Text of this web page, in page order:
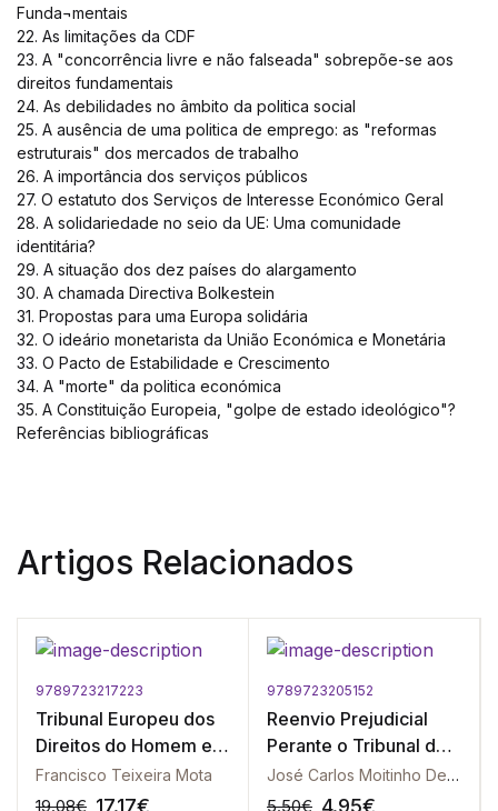
Funda¬mentais
22. As limitações da CDF
23. A "concorrência livre e não falseada" sobrepõe-se aos
direitos fundamentais
24. As debilidades no âmbito da politica social
25. A ausência de uma politica de emprego: as "reformas
estruturais" dos mercados de trabalho
26. A importância dos serviços públicos
27. O estatuto dos Serviços de Interesse Económico Geral
28. A solidariedade no seio da UE: Uma comunidade
identitária?
29. A situação dos dez países do alargamento
30. A chamada Directiva Bolkestein
31. Propostas para uma Europa solidária
32. O ideário monetarista da União Económica e Monetária
33. O Pacto de Estabilidade e Crescimento
34. A "morte" da politica económica
35. A Constituição Europeia, "golpe de estado ideológico"?
Referências bibliográficas
Artigos Relacionados
9789723217223
Tribunal Europeu dos
Direitos do Homem e a
Liberdade de
Expressão, O
Francisco Teixeira Mota
19.08€ 17.17€
9789723205152
Reenvio Prejudicial
Perante o Tribunal de
Justiça das
Comunidades
José Carlos Moitinho De Almeida
5.50€ 4.95€